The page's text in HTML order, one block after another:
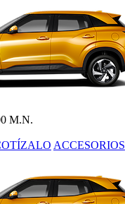
M.N.
ACCESORIOS